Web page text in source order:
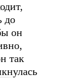
до
он
так